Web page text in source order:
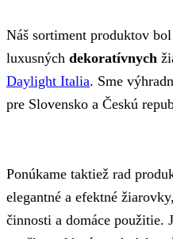
Náš sortiment produktov
luxusných dekoratívnych
Daylight Italia. Sme
pre Slovensko a Českú
Ponúkame taktiež rad
elegantné a efektné
činnosti a domáce použitie.